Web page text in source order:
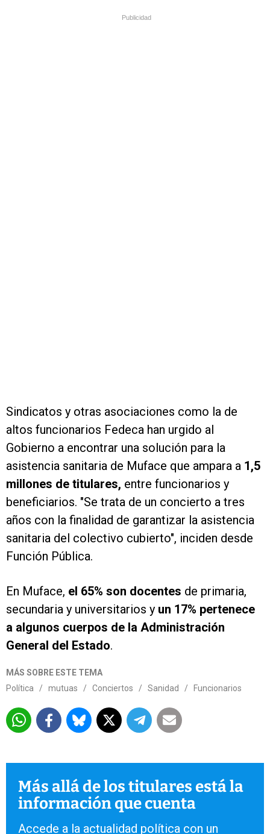
Publicidad
Sindicatos y otras asociaciones como la de
altos funcionarios Fedeca han urgido al
Gobierno a encontrar una solución para la
asistencia sanitaria de Muface que ampara a 1,5
millones de titulares, entre funcionarios y
beneficiarios. "Se trata de un concierto a tres
años con la finalidad de garantizar la asistencia
sanitaria del colectivo cubierto", inciden desde
Función Pública.
En Muface, el 65% son docentes de primaria,
secundaria y universitarios y un 17% pertenece
a algunos cuerpos de la Administración
General del Estado.
MÁS SOBRE ESTE TEMA
Política
/ mutuas / Conciertos / Sanidad / Funcionarios
Más allá de los titulares está la
información que cuenta
Accede a la actualidad política con un